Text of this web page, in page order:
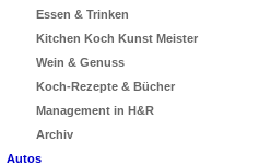
Essen & Trinken
Kitchen Koch Kunst Meister
Wein & Genuss
Koch-Rezepte & Bücher
Management in H&R
Archiv
Autos